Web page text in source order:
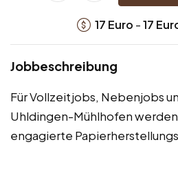
17 Euro -17
Jobbeschreibung
Für Vollzeitjobs, Nebenjobs
Uhldingen-Mühlhofen
engagierte